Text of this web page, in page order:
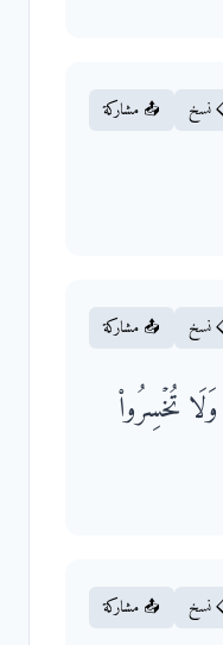
نسخ 📤 مشاركة
نسخ 📤 مشاركة
تُخۡسِرُوا۟
نسخ 📤 مشاركة